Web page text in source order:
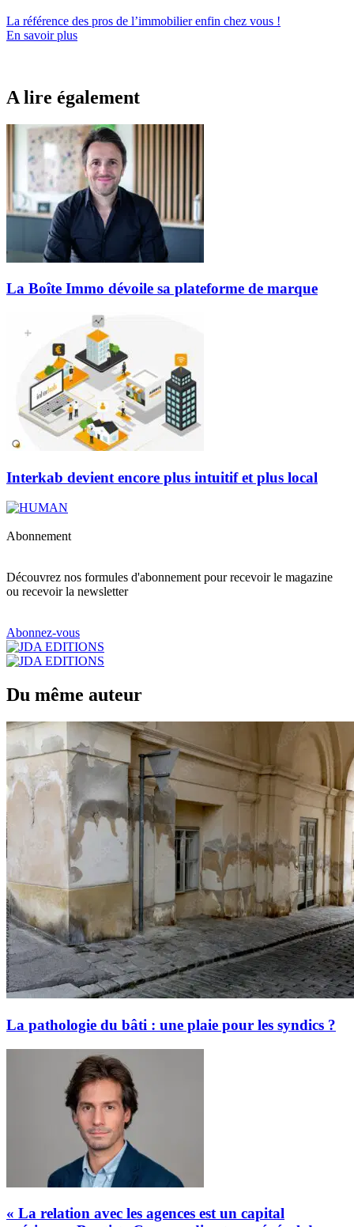
La référence des pros de l’immobilierenfin chez vous !
En savoir plus
A lire également
La Boîte Immo dévoile sa plateforme de marque
Interkab devient encore plus intuitif et plus local
Abonnement
Découvrez nos formules d'abonnement pour recevoir le magazine
ou recevoir la newsletter
Abonnez-vous
Du même auteur
La pathologie du bâti : une plaie pour les syndics ?
« La relation avec les agences est un capital